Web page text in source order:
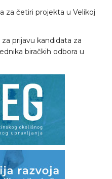
za četiri projekta u Velikoj
prijavu kandidata za
biračkih odbora u